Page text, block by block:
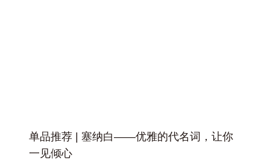
单品推荐 | 塞纳白——优雅的代名词，让你
一见倾心